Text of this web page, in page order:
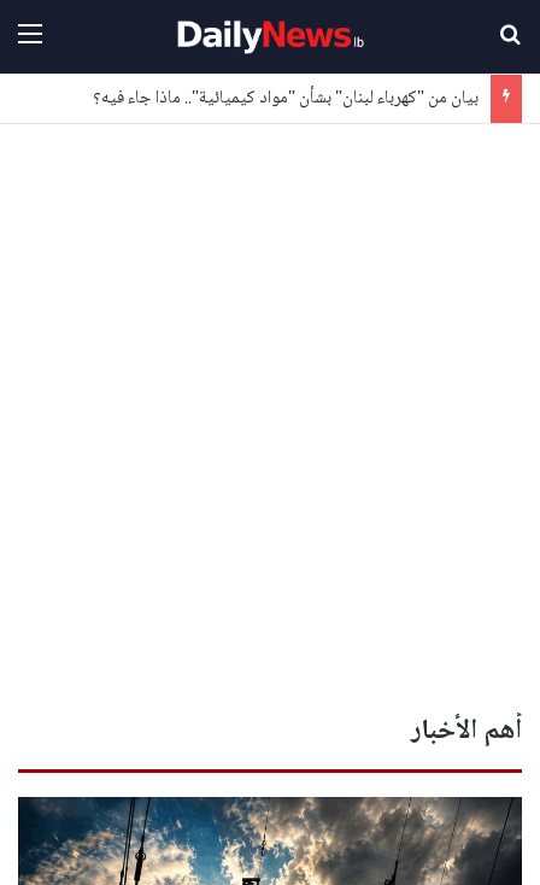
بيان من "كهرباء لبنان" بشأن "مواد كيميائية".. ماذا جاء فيه؟
أهم الأخبار